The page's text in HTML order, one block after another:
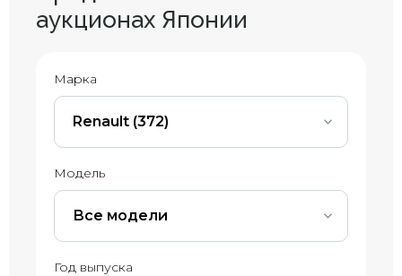
аукционах Японии
Марка
Renault (372)
Модель
Все модели
Год выпуска